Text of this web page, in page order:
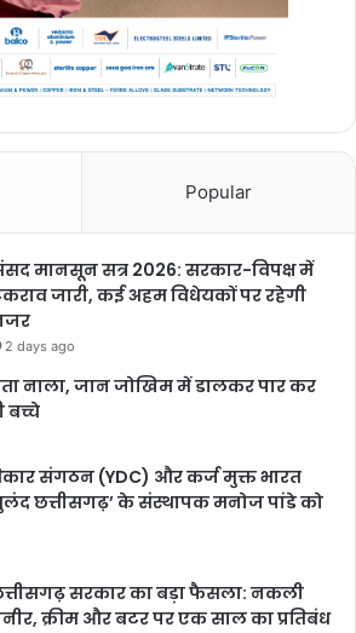
Popular
मानसून सत्र 2026: सरकार-विपक्ष में
जारी, कई अहम विधेयकों पर रहेगी
2 days ago
नाला, जान जोखिम में डालकर पार कर
बच्चे
संगठन (YDC) और कर्ज मुक्त भारत
छत्तीसगढ़’ के संस्थापक मनोज पांडे को
सरकार का बड़ा फैसला: नकली
क्रीम और बटर पर एक साल का प्रतिबंध